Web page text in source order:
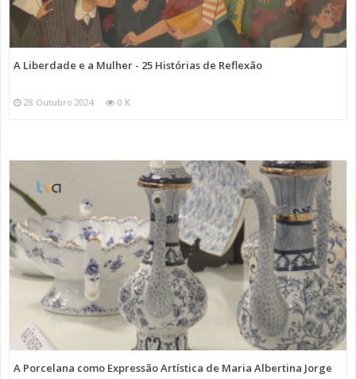
A Liberdade e a Mulher - 25 Histórias de Reflexão
28 Outubro 2024 0 K
A Porcelana como Expressão Artística de Maria Albertina Jorge